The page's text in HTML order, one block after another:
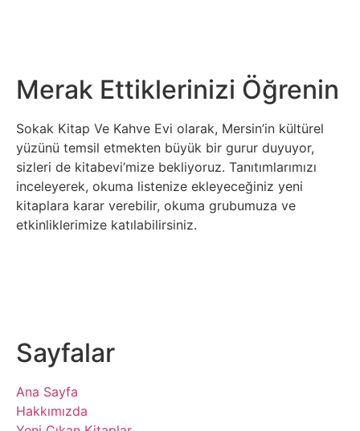
Merak Ettiklerinizi Öğrenin
Sokak Kitap Ve Kahve Evi olarak, Mersin’in kültürel
yüzünü temsil etmekten büyük bir gurur duyuyor,
sizleri de kitabevi’mize bekliyoruz. Tanıtımlarımızı
inceleyerek, okuma listenize ekleyeceğiniz yeni
kitaplara karar verebilir, okuma grubumuza ve
etkinliklerimize katılabilirsiniz.
Sayfalar
Ana Sayfa
Hakkımızda